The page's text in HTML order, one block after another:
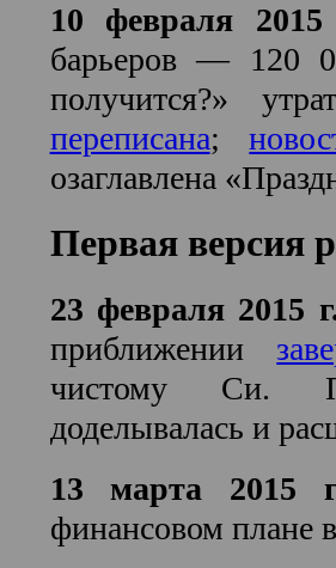
10 февраля 2015
барьеров — 120
получится?»
переписана;
озаглавлена
Первая версия
23 февраля 2015
приближении
чистому Си.
доделывалась и
13 марта 2015
финансовом плане